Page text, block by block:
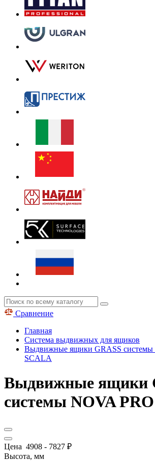
Сравнение
Главная
Система выдвижных для ящиков
Выдвижные ящики GRASS системы
SCALA
Выдвижные ящики
системы NOVA
Цена 4908 - 7827 ₽
Высота, мм